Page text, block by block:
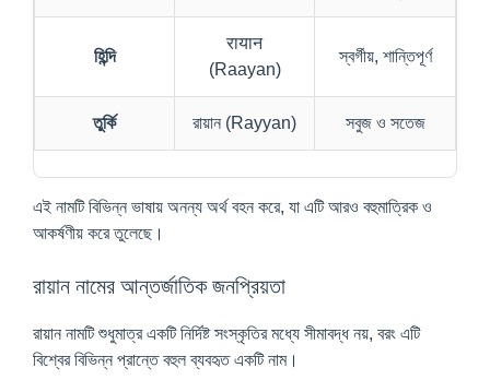
হিন্দি
रायान
(Raayan)
স্বর্গীয়, শান্তিপূর্ণ
তুর্কি রায়ান (Rayyan) সবুজ ও সতেজ
এই নামটি বিভিন্ন ভাষায় অনন্য অর্থ বহন করে, যা এটি আরও বহুমাত্রিক ও
আকর্ষণীয় করে তুলেছে।
রায়ান নামের আন্তর্জাতিক জনপ্রিয়তা
রায়ান নামটি শুধুমাত্র একটি নির্দিষ্ট সংস্কৃতির মধ্যে সীমাবদ্ধ নয়, বরং এটি
বিশ্বের বিভিন্ন প্রান্তে বহুল ব্যবহৃত একটি নাম।